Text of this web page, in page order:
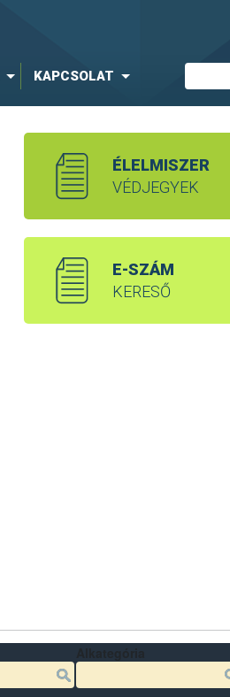
KAPCSOLAT
ÉLELMISZER
VÉDJEGYEK
E-SZÁM
KERESŐ